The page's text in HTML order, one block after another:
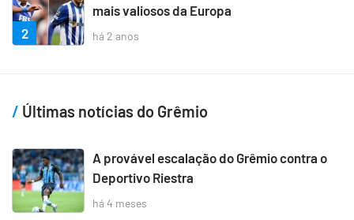
2
mais valiosos da Europa
há 2 anos
Últimas notícias do Grêmio
A provável escalação do Grêmio contra o
Deportivo Riestra
há 4 meses